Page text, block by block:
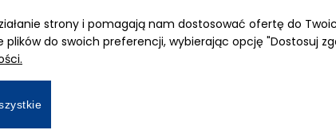
strony i pomagają nam dostosować ofertę do
do swoich preferencji, wybierając opcję "Dostosuj